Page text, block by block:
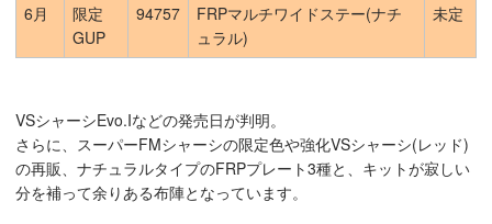
6月
限定
GUP
94757
FRPマルチワイドステー(ナチ
ュラル)
未定
VSシャーシEvo.Iなどの発売日が判明。
さらに、スーパーFMシャーシの限定色や強化VSシャーシ(レッド)
の再販、ナチュラルタイプのFRPプレート3種と、キットが寂しい
分を補って余りある布陣となっています。